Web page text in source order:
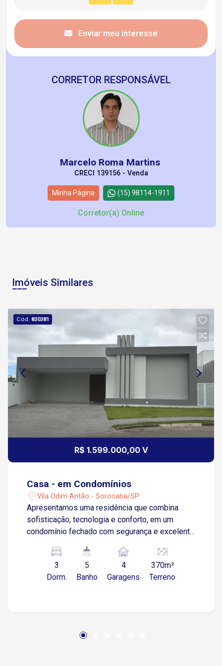
Enviar meu interesse
CORRETOR RESPONSÁVEL
Marcelo Roma Martins
CRECI 139156 - Venda
Minha Página (15) 98114-1911
Corretor(a) Online
Imóveis Similares
Cód. 830381
R$ 1.599.000,00 V
Casa - em Condomínios
Vila Odim Antão - Sorocaba/SP
Apresentamos uma residência que combina
sofisticação, tecnologia e conforto, em um
condomínio fechado com segurança e excelente
construída em um terreno de 370 m², o imóvel
foi projetado para oferecer uma experiência
completa de moradia, unindo amplitude,
com acesso pela garagem e pela casa Sala
3
Dorm.
5
Banho
4
Garagens
370m²
Terreno